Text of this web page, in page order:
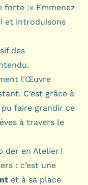
forte :« Emmenez
et introduisons
des
l’Œuvre
C’est grâce à
faire grandir ce
à travers le
der en Atelier !
: c’est une
et à sa place